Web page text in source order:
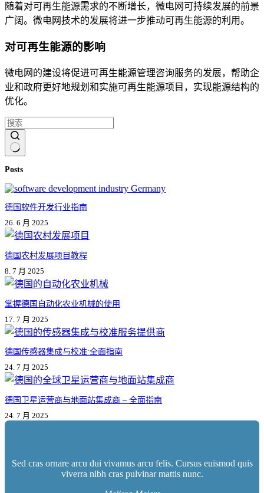
随着对可再生能源需求的不断增长，微电网可持续发展的前景
广阔。微电网技术的发展将进一步推动可再生能源的利用。
对可再生能源的影响
微电网的建设将促进可再生能源管理咨询服务的发展，帮助企
业和政府更好地规划和实施可再生能源项目，实现能源结构的
优化。
果
Posts
德国软件开发行业指南
26. 6 月 2025
德国农村发展项目教程
8. 7 月 2025
掌握德国自动化农业机械的使用
17. 7 月 2025
德国传感器集成与校准:全面指南
24. 7 月 2025
德国卫星运营商与地面站集成商 – 全面指南
24. 7 月 2025
Sed cras ornare arcu dui vivamus arcu felis. Cursus euismod quis
viverra nibh cras pulvinar mattis nunc.